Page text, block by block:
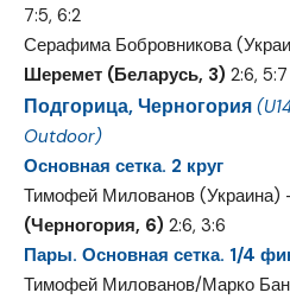
7:5, 6:2
Серафима Бобровникова
Шеремет (Беларусь, 3) 2:6, 5:7
Подгорица, Черногория
Outdoor)
Основная сетка. 2 круг
Тимофей Милованов (Украина)
(Черногория, 6) 2:6, 3:6
Пары. Основная сетка. 1/4
Тимофей Милованов/Марко